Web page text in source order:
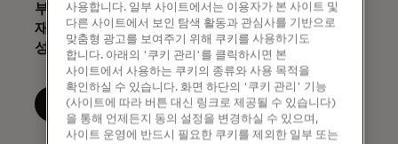
부문의 이니셔티브를 통합하여 관광 산업을
재건하고 전 세계적으로 지속 가능하고 포용적인
성장을 촉진하는 방법에 대해 알아보세요.
보고서 다운로드
사용합니다. 일부 사이트에서는 이용자가 본 사이트 및
다른 사이트에서 보인 탐색 활동과 관심사를 기반으로
맞춤형 광고를 보여주기 위해 쿠키를 사용하기도
합니다. 아래의 '쿠키 관리'를 클릭하시면 본
사이트에서 사용하는 쿠키의 종류와 사용 목적을
확인하실 수 있습니다. 화면 하단의 '쿠키 관리' 기능
(사이트에 따라 버튼 대신 링크로 제공될 수 있습니다)
을 통해 언제든지 동의 설정을 변경하실 수 있으며,
사이트 운영에 반드시 필요한 쿠키를 제외한 일부 또는